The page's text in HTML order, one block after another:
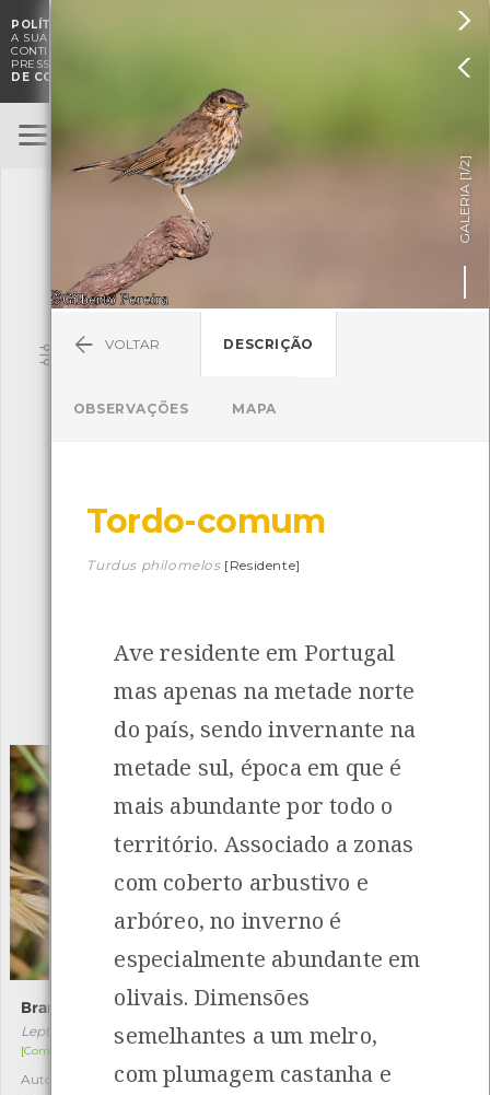
POLÍTICA DE COOKIES
A SUA EXPERIÊNCIA DE NAVEGAÇÃO E PARA FINS ESTATÍSTICOS.
CONTINUAÇÃO DA UTILIZAÇÃO DESTE WEBSITE E SERVIÇOS
PRESSUPÕE A ACEITAÇÃO DA UTILIZAÇÃO DE COOKIES.
DE COOKIES

BioRegisto
TERMOS DE UTILIZAÇÃO
SUBMETER OBSERVAÇÃO
Pesquisa
Descarregar a app BioRegisto
Espécies 4839Observações
Branca-de-pontas-escuras
Leptidea sinapis
[Comum]
Autóctone 2
Camptogramma bilineata
Camptogramma bilineata
Autóctone


GALERIA [
1/2
]
VOLTAR DESCRIÇÃO
OBSERVAÇÕES MAPA
Tordo-comum
Turdus philomelos [Residente]
Ave residente em Portugal
mas apenas na metade norte
do país, sendo invernante na
metade sul, época em que é
mais abundante por todo o
território. Associado a zonas
com coberto arbustivo e
arbóreo, no inverno é
especialmente abundante em
olivais. Dimensões
semelhantes a um melro,
com plumagem castanha e